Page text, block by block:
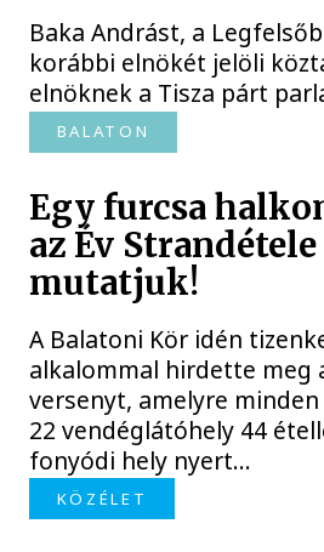
Baka Andrást, a
korábbi elnökét jelöli
elnöknek a Tisza párt
BALATON
Egy furcsa
az Év
mutatjuk!
A Balatoni Kör idén
alkalommal hirdette meg
versenyt, amelyre
22 vendéglátóhely 44
fonyódi hely nyert...
KÖZÉLET